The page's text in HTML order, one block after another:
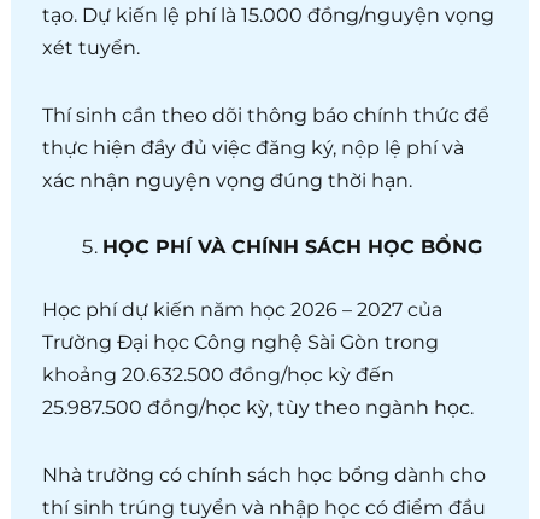
tạo. Dự kiến lệ phí là 15.000 đồng/nguyện vọng
xét tuyển.
Thí sinh cần theo dõi thông báo chính thức để
thực hiện đầy đủ việc đăng ký, nộp lệ phí và
xác nhận nguyện vọng đúng thời hạn.
HỌC PHÍ VÀ CHÍNH SÁCH HỌC BỔNG
Học phí dự kiến năm học 2026 – 2027 của
Trường Đại học Công nghệ Sài Gòn trong
khoảng 20.632.500 đồng/học kỳ đến
25.987.500 đồng/học kỳ, tùy theo ngành học.
Nhà trường có chính sách học bổng dành cho
thí sinh trúng tuyển và nhập học có điểm đầu